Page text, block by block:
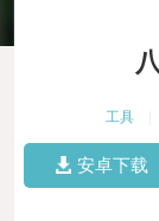
工具
安卓下载